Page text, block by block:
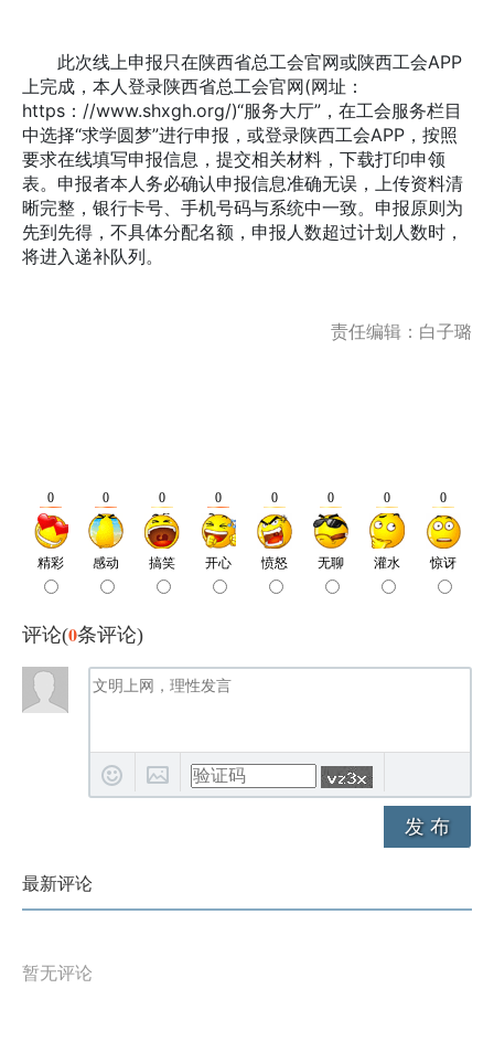
此次线上申报只在陕西省总工会官网或陕西工会APP
上完成，本人登录陕西省总工会官网(网址：
https：//www.shxgh.org/)“服务大厅”，在工会服务栏目
中选择“求学圆梦”进行申报，或登录陕西工会APP，按照
要求在线填写申报信息，提交相关材料，下载打印申领
表。申报者本人务必确认申报信息准确无误，上传资料清
晰完整，银行卡号、手机号码与系统中一致。申报原则为
先到先得，不具体分配名额，申报人数超过计划人数时，
将进入递补队列。
责任编辑：白子璐
评论(0条评论)
发 布
最新评论
暂无评论